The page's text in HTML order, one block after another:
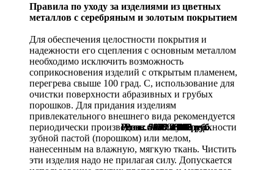
Розн.:5470 4 103руб.
Розн.:5010 3 758руб.
Розн.:6300 4 725руб.
Розн.:5440 4 080руб.
Розн.:4950 3 713руб.
Розн.:3060 2 295руб.
Розн.:3340 2 505руб.
Розн.:3290 2 468руб.
Розн.:1180 625руб.
Розн.:1700 884руб.
Розн.:1550 806руб.
Правила по уходу за изделиями из цветных
металлов с серебряным и золотым покрытием
Для обеспечения целостности покрытия и
надежности его сцепления с основным металлом
необходимо исключить возможность
соприкосновения изделий с открытым пламенем,
перегрева свыше 100 град. С, использование для
очистки поверхности абразивных и грубых
порошков. Для придания изделиям
привлекательного внешнего вида рекомендуется
периодически производить очистку поверхности
зубной пастой (порошком) или мелом,
нанесенным на влажную, мягкую ткань. Чистить
эти изделия надо не прилагая силу. Допускается